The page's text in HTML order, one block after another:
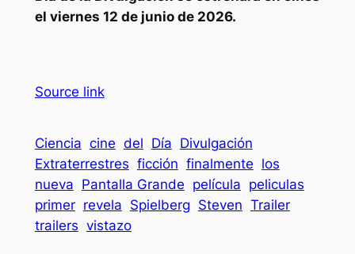
el viernes 12 de junio de 2026.
Source link
Ciencia cine del Día Divulgación
Extraterrestres ficción finalmente los
nueva Pantalla Grande película peliculas
primer revela Spielberg Steven Trailer
trailers vistazo